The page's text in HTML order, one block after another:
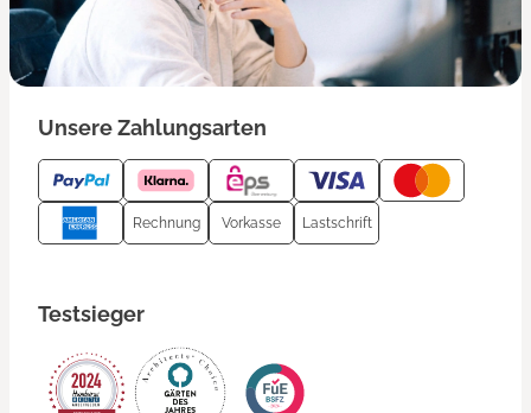
Unsere Zahlungsarten
Rechnung Vorkasse Lastschrift
Testsieger